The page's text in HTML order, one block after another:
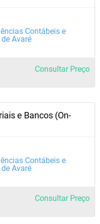
Contábeis e
Avaré
Consultar Preço
e Bancos (On-
Contábeis e
Avaré
Consultar Preço